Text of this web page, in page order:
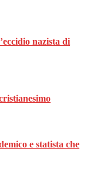
nazista di
e statista che